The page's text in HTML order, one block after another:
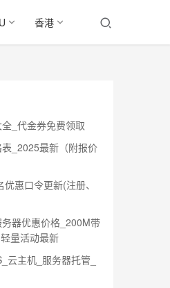
香港
_代金券免费领取
_2025最新（附报价
惠口令更新(注册、
器优惠价格_200M带
量活动最新
云主机_服务器托管_